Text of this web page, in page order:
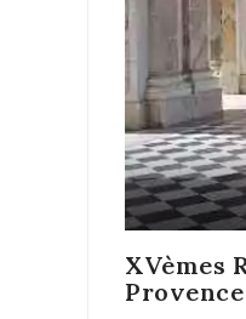
XVèmes
Provence